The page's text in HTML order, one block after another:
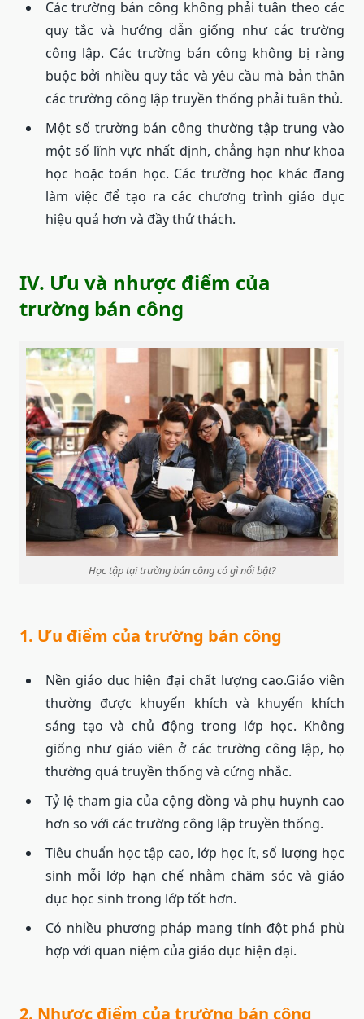
Các trường bán công không phải tuân theo các
quy tắc và hướng dẫn giống như các trường
công lập. Các trường bán công không bị ràng
buộc bởi nhiều quy tắc và yêu cầu mà bản thân
các trường công lập truyền thống phải tuân thủ.
Một số trường bán công thường tập trung vào
một số lĩnh vực nhất định, chẳng hạn như khoa
học hoặc toán học. Các trường học khác đang
làm việc để tạo ra các chương trình giáo dục
hiệu quả hơn và đầy thử thách.
IV. Ưu và nhược điểm của
trường bán công
Học tập tại trường bán công có gì nổi bật?
1. Ưu điểm của trường bán công
Nền giáo dục hiện đại chất lượng cao.Giáo viên
thường được khuyến khích và khuyến khích
sáng tạo và chủ động trong lớp học. Không
giống như giáo viên ở các trường công lập, họ
thường quá truyền thống và cứng nhắc.
Tỷ lệ tham gia của cộng đồng và phụ huynh cao
hơn so với các trường công lập truyền thống.
Tiêu chuẩn học tập cao, lớp học ít, số lượng học
sinh mỗi lớp hạn chế nhằm chăm sóc và giáo
dục học sinh trong lớp tốt hơn.
Có nhiều phương pháp mang tính đột phá phù
hợp với quan niệm của giáo dục hiện đại.
2. Nhược điểm của trường bán công